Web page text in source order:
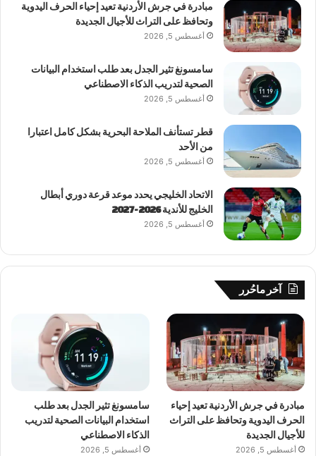
مبادرة في جرش الأردنية تعيد إحياء الحرف اليدوية
وتحافظ على التراث للأجيال الجديدة
أغسطس 5, 2026
سامسونغ تثير الجدل بعد طلب استخدام البيانات
الصحية لتدريب الذكاء الاصطناعي
أغسطس 5, 2026
قطر تستأنف الملاحة البحرية بشكل كامل اعتبارا
من الأحد
أغسطس 5, 2026
الاتحاد الخليجي يحدد موعد قرعة دوري أبطال
الخليج للأندية 2026-2027
أغسطس 5, 2026
آخر ماحُرر
مبادرة في جرش الأردنية تعيد إحياء
الحرف اليدوية وتحافظ على التراث
للأجيال الجديدة
أغسطس 5, 2026
سامسونغ تثير الجدل بعد طلب
استخدام البيانات الصحية لتدريب
الذكاء الاصطناعي
أغسطس 5, 2026